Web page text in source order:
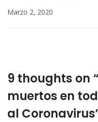
Marzo 2, 2020
9 thoughts on
muertos en
al